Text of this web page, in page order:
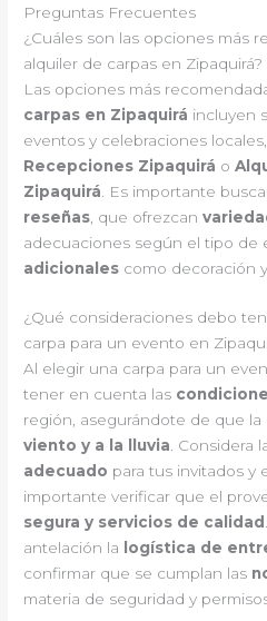
Preguntas Frecuentes
¿Cuáles son las opciones más
alquiler de carpas en Zipaquirá?
Las opciones más
carpas en Zipaquirá incluyen
eventos y celebraciones
Recepciones Zipaquirá o
Zipaquirá . Es importante
reseñas , que ofrezcan
adecuaciones según el tipo de
adicionales como decoración
¿Qué consideraciones debo
carpa para un evento en
Al elegir una carpa para un
tener en cuenta las
región, asegurándote de que la
viento y a la lluvia. Considera
adecuado para tus invitados y
importante verificar que el
segura y servicios de calidad
antelación la
logística de
confirmar que se cumplan las
materia de seguridad y